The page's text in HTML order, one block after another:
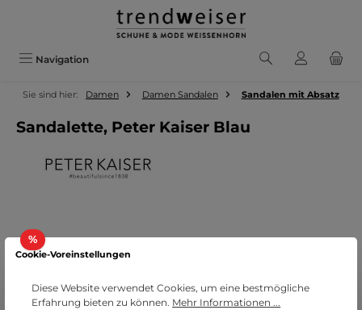
Zum Hauptinhalt springen
Navigation
Sie sind hier: Damen Damen Sandalen Sandalen mit Absatz
Sandalette, Peter Kaiser Blau
Bildergalerie überspringen
%Rabatt
Cookie-Voreinstellungen
Diese Website verwendet Cookies, um eine bestmögliche
Erfahrung bieten zu können. Mehr Informationen ...